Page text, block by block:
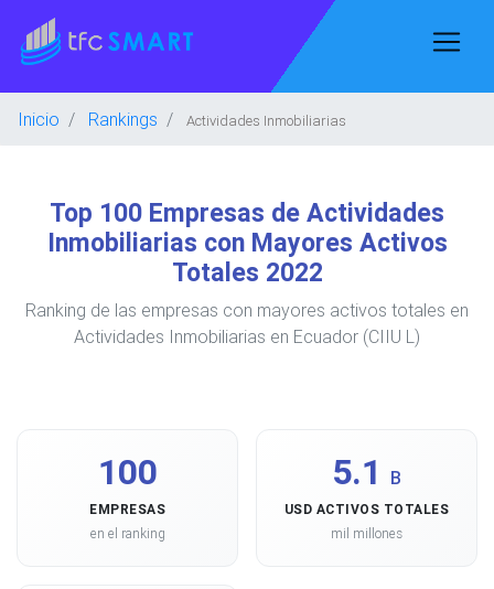
Inicio Rankings Actividades Inmobiliarias
Top 100 Empresas de Actividades
Inmobiliarias con Mayores Activos
Totales 2022
Ranking de las empresas con mayores activos totales en
Actividades Inmobiliarias en Ecuador (CIIU L)
100
EMPRESAS
en el ranking
5.1 B
USD ACTIVOS TOTALES
mil millones